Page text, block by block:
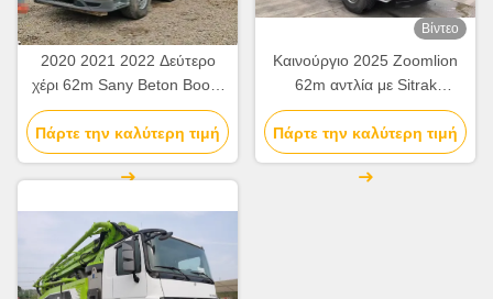
2020 2021 2022 Δεύτερο
χέρι 62m Sany Beton Boom
αντλία με τσιμεντένιο πλαίσιο
Πάρτε την καλύτερη τιμή
Βίντεο
Καινούργιο 2025 Zoomlion
62m αντλία με Sitrak
ZLJ5461THBKF
Πάρτε την καλύτερη τιμή